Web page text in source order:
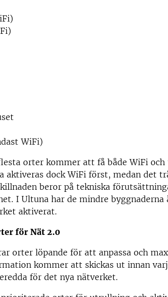
WiFi)
orter kommer att få både WiFi
aktiveras dock WiFi först, medan det
beror på tekniska
I Ultuna har de mindre byggnaderna
aktiverat.
för Nät 2.0
orter löpande för att anpassa och
kommer att skickas ut innan
för det nya nätverket.